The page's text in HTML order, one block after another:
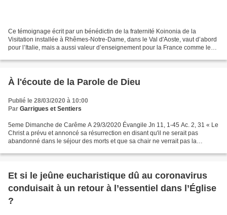
Ce témoignage écrit par un bénédictin de la fraternité Koinonia de la
Visitation installée à Rhêmes-Notre-Dame, dans le Val d'Aoste, vaut d’abord
pour l’Italie, mais a aussi valeur d’enseignement pour la France comme le
À l'écoute de la Parole de Dieu
Publié le 28/03/2020 à 10:00
Par Garrigues et Sentiers
5eme Dimanche de Carême A 29/3/2020 Évangile Jn 11, 1-45 Ac. 2, 31 « Le
Christ a prévu et annoncé sa résurrection en disant qu'il ne serait pas
abandonné dans le séjour des morts et que sa chair ne verrait pas la
Et si le jeûne eucharistique dû au coronavirus
conduisait à un retour à l’essentiel dans l’Église
?